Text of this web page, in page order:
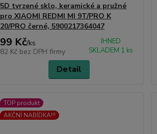
5D tvrzené sklo, keramické a pružné
pro XIAOMI REDMI MI 9T/PRO K
20/PRO černé, 5900217364047
99 Kč/ks
82 Kč bez DPH firmy
IHNED
SKLADEM 1 ks
Detail
TOP produkt
AKČNÍ NABÍDKA!!!